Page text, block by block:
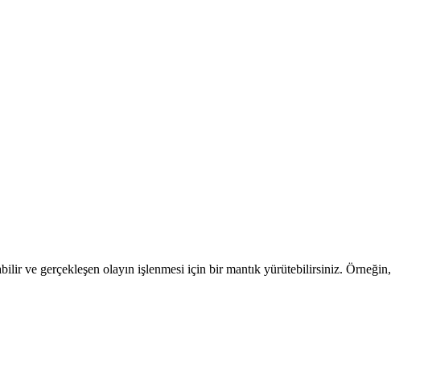
ve gerçekleşen olayın işlenmesi için bir mantık yürütebilirsiniz. Örneğin,